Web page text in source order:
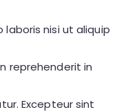
nisi ut aliquip
reprehenderit in
Excepteur sint